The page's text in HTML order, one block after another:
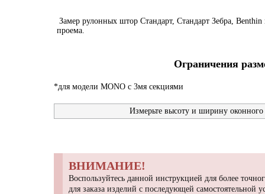
Замер рулонных штор Стандарт, Стандарт Зебра,
проема.
Ограничения
*для модели MONO с 3мя секциями
Измерьте высоту и ширину оконного
ВНИМАНИЕ!
Воспользуйтесь данной инструкцией для более
для заказа изделий с последующей